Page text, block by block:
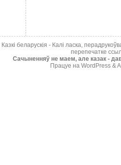
Казкі беларускія - Калі ласка,
перепечатке
Cачыненняў не маем, але казак -
Працуе на WordPress &